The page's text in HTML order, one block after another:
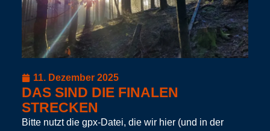
11. Dezember 2025
DAS SIND DIE FINALEN
STRECKEN
Bitte nutzt die gpx-Datei, die wir hier (und in der